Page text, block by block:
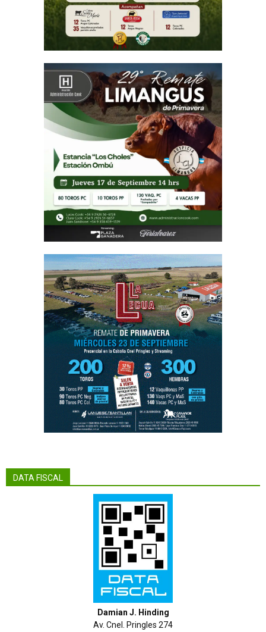
DATA FISCAL
Damian J. Hinding
Av. Cnel. Pringles 274